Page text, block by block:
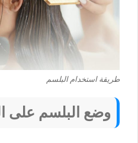
طريقة استخدام البلسم
وضع البلسم على